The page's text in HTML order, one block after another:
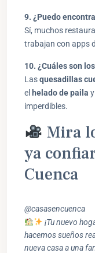
9. ¿Puedo
Sí, muchos
trabajan con apps
10. ¿Cuáles son
Lasquesadillas
el helado de paila
imperdibles.
Mira
ya
Cuenca
@casasencuenca
¡Tu nuevo
hacemos sueños
nueva casa a una